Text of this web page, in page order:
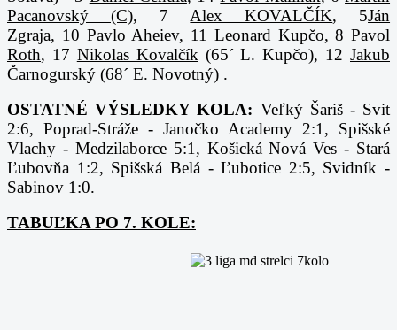
Pacanovský (C), 7 Alex KOVALČÍK, 5Ján
Zgraja, 10 Pavlo Aheiev, 11 Leonard Kupčo, 8 Pavol
Roth, 17 Nikolas Kovalčík (65´ L. Kupčo), 12 Jakub
Čarnogurský (68´ E. Novotný) .
OSTATNÉ VÝSLEDKY KOLA: Veľký Šariš - Svit
2:6, Poprad-Stráže - Janočko Academy 2:1, Spišské
Vlachy - Medzilaborce 5:1, Košická Nová Ves - Stará
Ľubovňa 1:2, Spišská Belá - Ľubotice 2:5, Svidník -
Sabinov 1:0.
TABUĽKA PO 7. KOLE: